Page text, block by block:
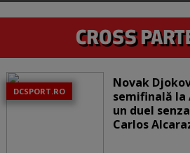
DCSPORT.RO
Novak
semifinală la
un duel
Carlos